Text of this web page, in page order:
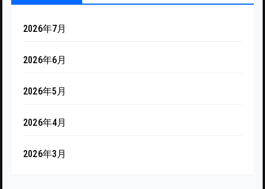
2026年7月
2026年6月
2026年5月
2026年4月
2026年3月